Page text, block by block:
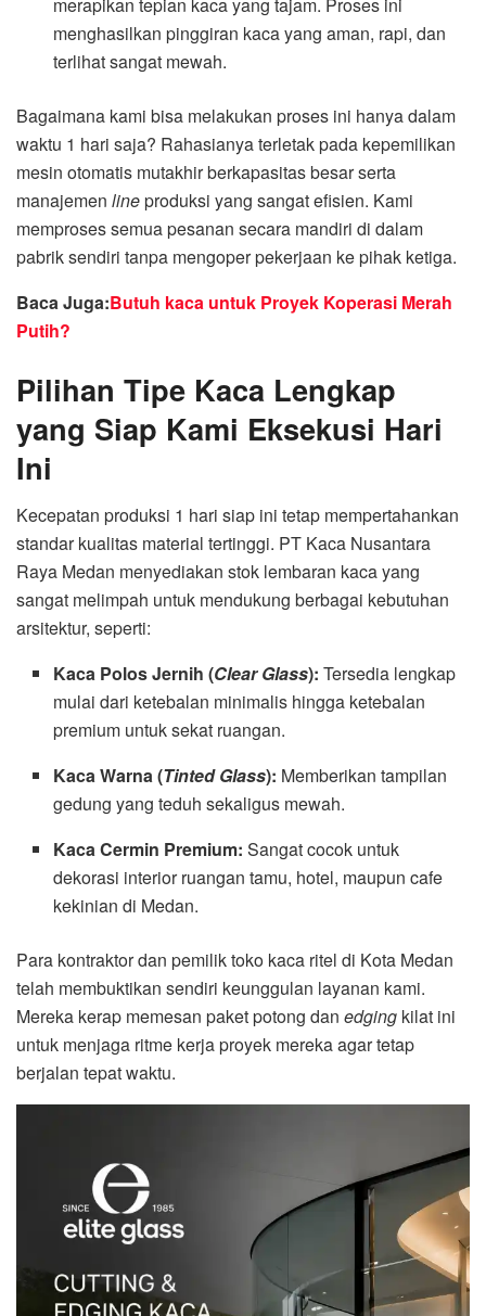
merapikan tepian kaca yang tajam. Proses ini
menghasilkan pinggiran kaca yang aman, rapi, dan
terlihat sangat mewah.
Bagaimana kami bisa melakukan proses ini hanya dalam
waktu 1 hari saja? Rahasianya terletak pada kepemilikan
mesin otomatis mutakhir berkapasitas besar serta
manajemen lineproduksi yang sangat efisien. Kami
memproses semua pesanan secara mandiri di dalam
pabrik sendiri tanpa mengoper pekerjaan ke pihak ketiga.
Baca Juga:Butuh kaca untuk Proyek Koperasi Merah
Putih?
Pilihan Tipe Kaca Lengkap
yang Siap Kami Eksekusi Hari
Ini
Kecepatan produksi 1 hari siap ini tetap mempertahankan
standar kualitas material tertinggi. PT Kaca Nusantara
Raya Medan menyediakan stok lembaran kaca yang
sangat melimpah untuk mendukung berbagai kebutuhan
arsitektur, seperti:
Kaca Polos Jernih (Clear Glass): Tersedia lengkap
mulai dari ketebalan minimalis hingga ketebalan
premium untuk sekat ruangan.
Kaca Warna (Tinted Glass): Memberikan tampilan
gedung yang teduh sekaligus mewah.
Kaca Cermin Premium: Sangat cocok untuk
dekorasi interior ruangan tamu, hotel, maupun cafe
kekinian di Medan.
Para kontraktor dan pemilik toko kaca ritel di Kota Medan
telah membuktikan sendiri keunggulan layanan kami.
Mereka kerap memesan paket potong dan edging kilat ini
untuk menjaga ritme kerja proyek mereka agar tetap
berjalan tepat waktu.